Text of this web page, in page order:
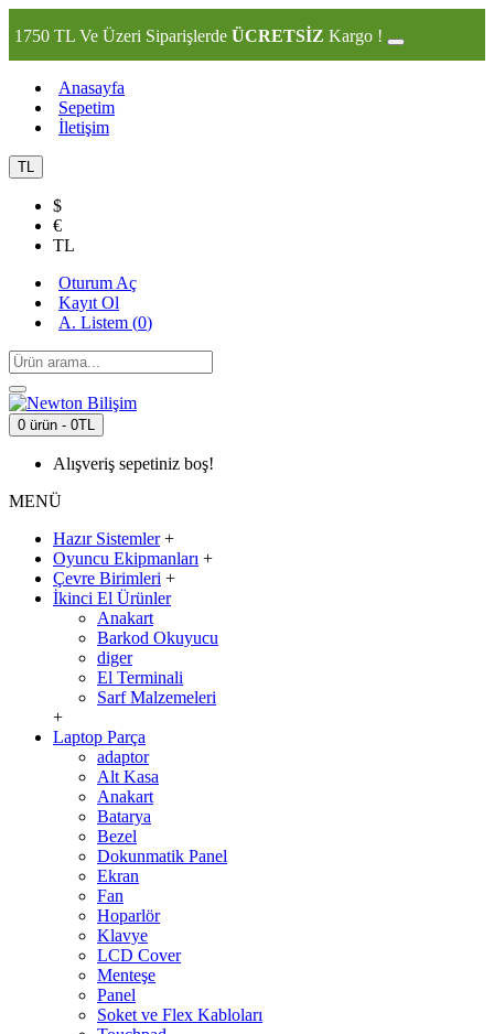
1750 TL Ve Üzeri Siparişlerde ÜCRETSİZ Kargo !
Anasayfa
Sepetim
İletişim
TL
$
€
TL
Oturum Aç
Kayıt Ol
A. Listem (0)
0 ürün - 0TL
Alışveriş sepetiniz boş!
MENÜ
Hazır Sistemler +
Oyuncu Ekipmanları +
Çevre Birimleri +
İkinci El Ürünler
Anakart
Barkod Okuyucu
diger
El Terminali
Sarf Malzemeleri
+
Laptop Parça
adaptor
Alt Kasa
Anakart
Batarya
Bezel
Dokunmatik Panel
Ekran
Fan
Hoparlör
Klavye
LCD Cover
Menteşe
Panel
Soket ve Flex Kabloları